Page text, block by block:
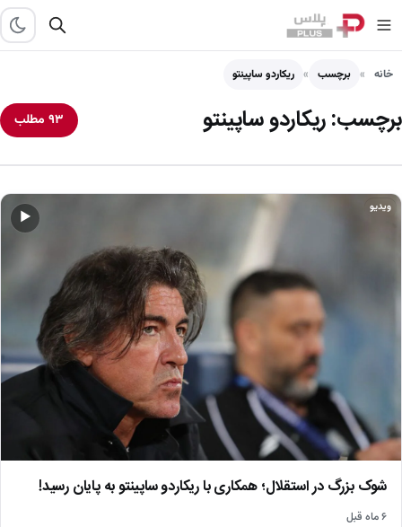
خانه برچسب ریکاردو ساپینتو
برچسب:ریکاردو ساپینتو ۹۳ مطلب
▶
ویدیو
شوک بزرگ در استقلال؛ همکاری با ریکاردو ساپینتو به پایان رسید!
۶ ماه قبل